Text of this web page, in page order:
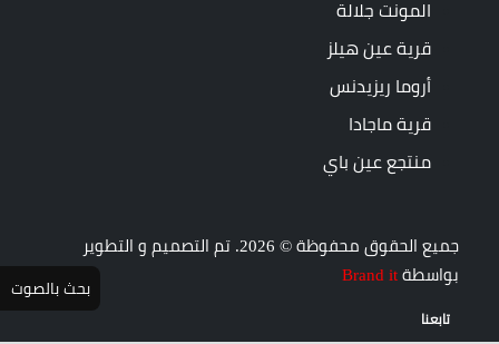
المونت جلالة
قرية عين هيلز
أروما ريزيدنس
قرية ماجادا
منتجع عين باي
جميع الحقوق محفوظة © 2026. تم التصميم و التطوير
بواسطة Brand it
تابعنا
بحث بالصوت